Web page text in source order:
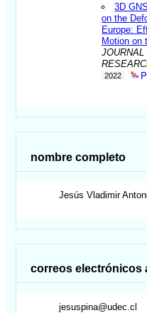
3D
on the
Europe:
Motion on
JOURNAL
2022
nombre completo
Jesús Vladimir
correos electrónicos
jesuspina@udec.cl